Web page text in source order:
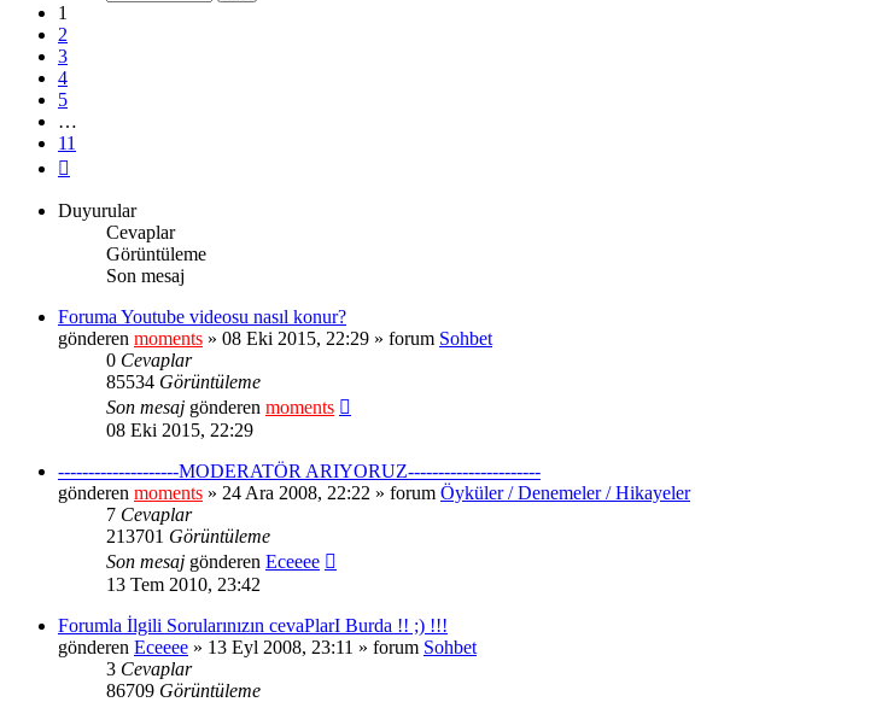
1
2
3
4
5
…
11
Duyurular
Cevaplar
Görüntüleme
Son mesaj
Foruma Youtube videosu nasıl konur?
gönderen moments » 08 Eki 2015, 22:29 » forum Sohbet
0 Cevaplar
85534 Görüntüleme
Son mesaj gönderen moments
08 Eki 2015, 22:29
--------------------MODERATÖR ARIYORUZ----------------------
gönderen moments » 24 Ara 2008, 22:22 » forum Öyküler / Denemeler / Hikayeler
7 Cevaplar
213701 Görüntüleme
Son mesaj gönderen Eceeee
13 Tem 2010, 23:42
Forumla İlgili Sorularınızın cevaPlarI Burda !! ;) !!!
gönderen Eceeee » 13 Eyl 2008, 23:11 » forum Sohbet
3 Cevaplar
86709 Görüntüleme